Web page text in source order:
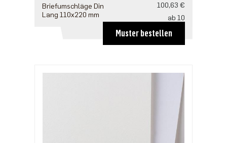
Briefumschläge Din
Lang 110x220 mm
100,63 €
ab 10
96,25 €
ab 20
Muster bestellen